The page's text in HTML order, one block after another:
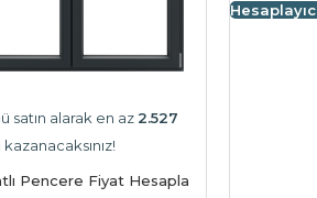
satın alarak en az 2.527
kazanacaksınız!
Pencere Fiyat Hesapla